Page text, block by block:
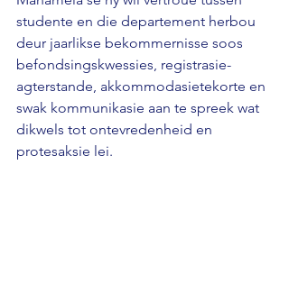
studente en die departement herbou
deur jaarlikse bekommernisse soos
befondsingskwessies, registrasie-
agterstande, akkommodasietekorte en
swak kommunikasie aan te spreek wat
dikwels tot ontevredenheid en
protesaksie lei.